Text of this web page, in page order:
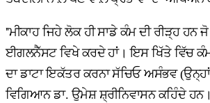
''ਮੀਕਾਹ ਜਿਹੇ ਲੋਕ ਹੀ ਸਾਡੇ ਕੰਮ ਦੀ ਰੀੜ੍ਹ ਹਨ
ਈਗਲਨੈੱਸਟ ਵਿਖੇ ਕਰਦੇ ਹਾਂ। ਇਸ ਖਿੱਤੇ ਵਿੱਚ
ਦਾ ਡਾਟਾ ਇਕੱਤਰ ਕਰਨਾ ਸੱਚਿਓ ਅਸੰਭਵ
ਵਿਗਿਆਨ ਡਾ. ਉਮੇਸ਼ ਸ਼੍ਰੀਨਿਵਾਸਨ ਕਹਿੰਦੇ ਹਨ।